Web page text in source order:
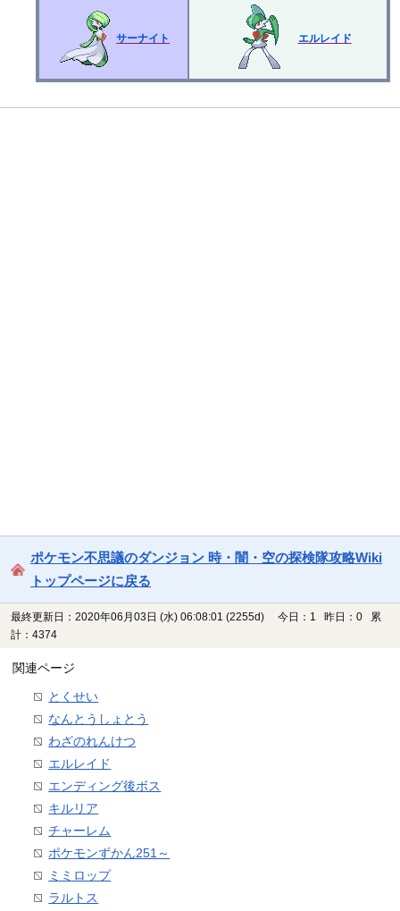
サーナイト エルレイド
ポケモン不思議のダンジョン 時・闇・空の探検隊攻略Wiki
トップページに戻る
最終更新日：2020年06月03日 (水) 06:08:01 (2255d)
今日：1 昨日：0 累
計：4374
関連ページ
とくせい
なんとうしょとう
わざのれんけつ
エルレイド
エンディング後ボス
キルリア
チャーレム
ポケモンずかん251～
ミミロップ
ラルトス